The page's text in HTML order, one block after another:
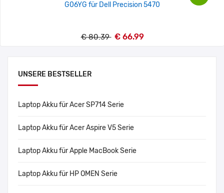
UNSERE BESTSELLER
Laptop Akku für Acer SP714 Serie
Laptop Akku für Acer Aspire V5 Serie
Laptop Akku für Apple MacBook Serie
Laptop Akku für HP OMEN Serie
G06YG für Dell Precision 5470
€ 80.39 € 66.99